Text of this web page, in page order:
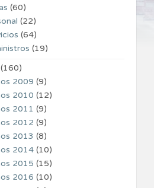
(60)
(22)
(64)
(19)
(160)
2009 (9)
2010 (12)
2011 (9)
2012 (9)
2013 (8)
2014(10)
2015 (15)
2016 (10)